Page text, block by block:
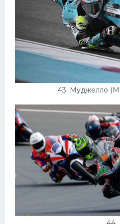
43. Муджелло